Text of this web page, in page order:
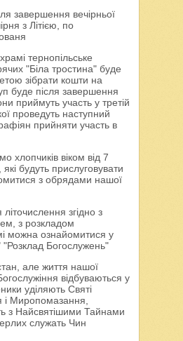
завершення вечірньої
з Літією, по
тернопільське
"Біла тростина" буде
зібрати кошти на
буде після завершення
приймуть участь у третій
проведуть наступний
прийняти участь в
хлопчиків віком від 7
будуть прислуговувати
з обрядами нашої
згідно з
з розкладом
можна ознайомитися у
Богослужень"
але життя нашої
відбуваються у
уділяють Святі
і Миропомазання,
з Найсвятішими Тайнами
служать Чин